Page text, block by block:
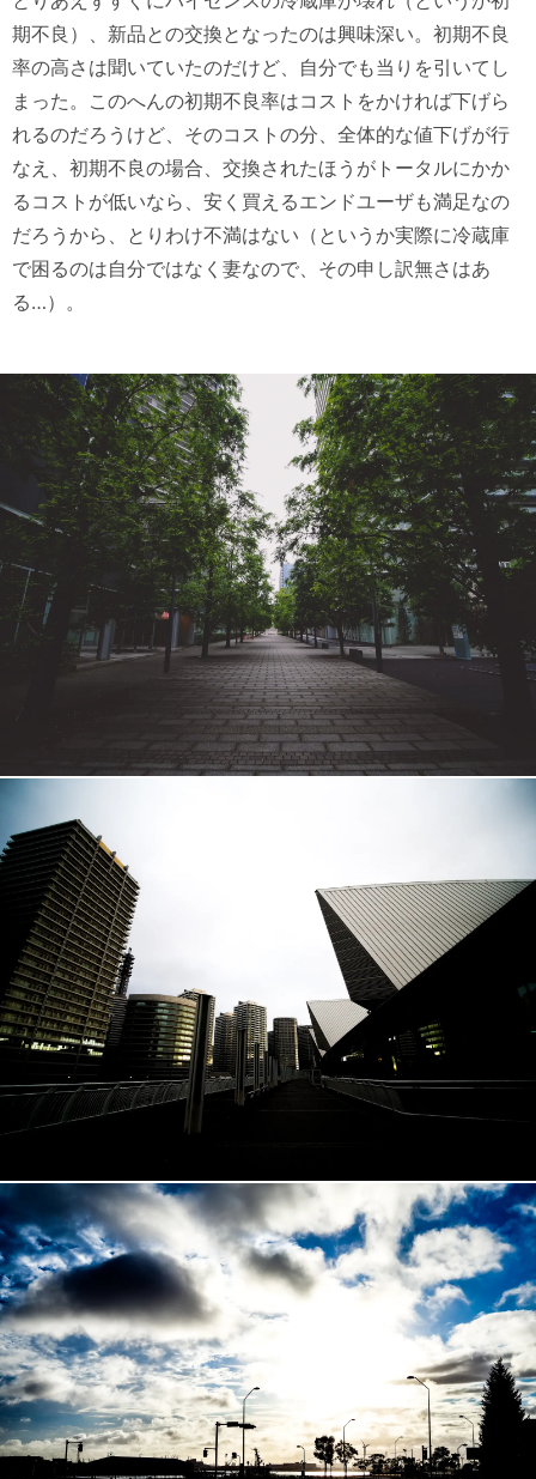
期不良）、新品との交換となったのは興味深い。初期不良
率の高さは聞いていたのだけど、自分でも当りを引いてし
まった。このへんの初期不良率はコストをかければ下げら
れるのだろうけど、そのコストの分、全体的な値下げが行
なえ、初期不良の場合、交換されたほうがトータルにかか
るコストが低いなら、安く買えるエンドユーザも満足なの
だろうから、とりわけ不満はない（というか実際に冷蔵庫
で困るのは自分ではなく妻なので、その申し訳無さはあ
る…）。